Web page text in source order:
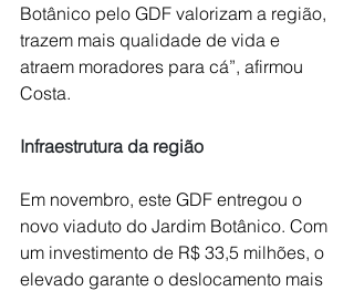
Botânico pelo GDF valorizam a região,
trazem mais qualidade de vida e
atraem moradores para cá”, afirmou
Costa.
Infraestrutura da região
Em novembro, este GDF entregou o
novo viaduto do Jardim Botânico. Com
um investimento de R$ 33,5 milhões, o
elevado garante o deslocamento mais